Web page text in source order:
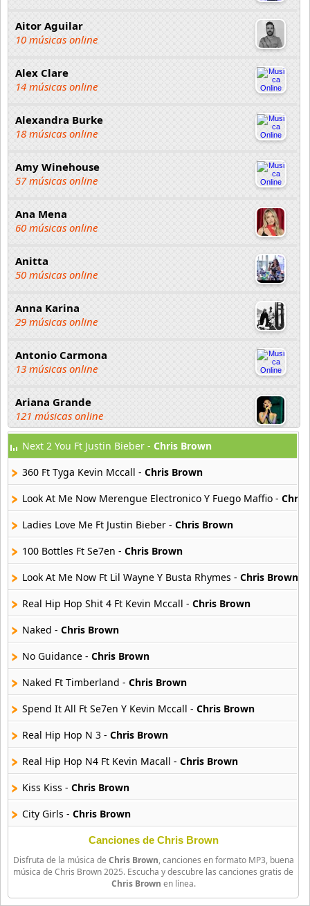
Aitor Aguilar
10 músicas online
Alex Clare
14 músicas online
Alexandra Burke
18 músicas online
Amy Winehouse
57 músicas online
Ana Mena
60 músicas online
Anitta
50 músicas online
Anna Karina
29 músicas online
Antonio Carmona
13 músicas online
Ariana Grande
121 músicas online
Aselin Debison
25 músicas online
Asmir Young
36 músicas online
44 músicas online
B J Thomas
18 músicas online
Bellakath
27 músicas online
Benson Boone
16 músicas online
Beret
50 músicas online
Big Time Rush
14 músicas online
Bikeride
61 músicas online
Billie Eilish
Next 2 You Ft Justin Bieber - Chris Brown
360 Ft Tyga Kevin Mccall - Chris Brown
Look At Me Now Merengue Electronico Y Fuego Maffio - Chris
Ladies Love Me Ft Justin Bieber - Chris Brown
100 Bottles Ft Se7en - Chris Brown
Look At Me Now Ft Lil Wayne Y Busta Rhymes - Chris Brown
Real Hip Hop Shit 4 Ft Kevin Mccall - Chris Brown
Naked - Chris Brown
No Guidance - Chris Brown
Naked Ft Timberland - Chris Brown
Spend It All Ft Se7en Y Kevin Mccall - Chris Brown
Real Hip Hop N 3 - Chris Brown
Real Hip Hop N4 Ft Kevin Macall - Chris Brown
Kiss Kiss - Chris Brown
City Girls - Chris Brown
Come Together -Chris Brown
Yeah 3x - Chris Brown
Canciones de Chris Brown
Disfruta de la música de Chris Brown, canciones en formato MP3, buena
música de Chris Brown 2025. Escucha y descubre las canciones gratis de
Chris Brown en línea.